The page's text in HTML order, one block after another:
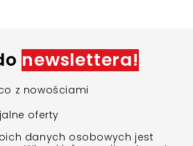
newslettera!
z nowościami
oferty
danych osobowych jest